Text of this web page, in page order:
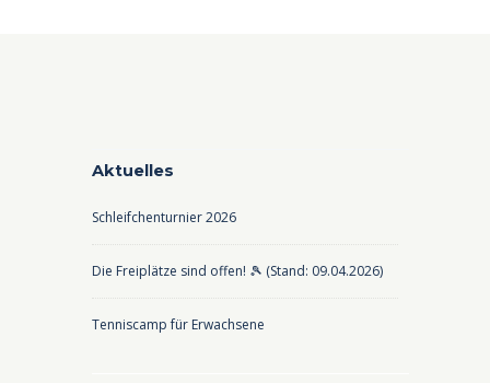
Aktuelles
Schleifchenturnier 2026
Die Freiplätze sind offen! 🎾 (Stand: 09.04.2026)
Tenniscamp für Erwachsene